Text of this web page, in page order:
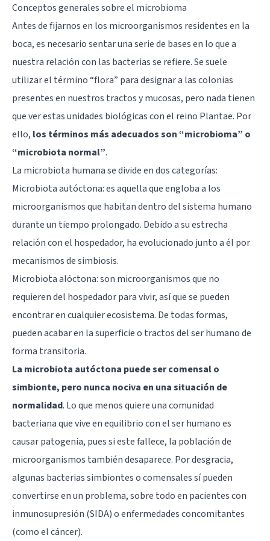
Conceptos generales sobre el microbioma
Antes de fijarnos en los microorganismos residentes en la
boca, es necesario sentar una serie de bases en lo que a
nuestra relación con las bacterias se refiere. Se suele
utilizar el término “flora” para designar a las colonias
presentes en nuestros tractos y mucosas, pero nada tienen
que ver estas unidades biológicas con el reino Plantae. Por
ello, los términos más adecuados son “microbioma” o
“microbiota normal”.
La microbiota humana se divide en dos categorías:
Microbiota autóctona: es aquella que engloba a los
microorganismos que habitan dentro del sistema humano
durante un tiempo prolongado. Debido a su estrecha
relación con el hospedador, ha evolucionado junto a él por
mecanismos de simbiosis.
Microbiota alóctona: son microorganismos que no
requieren del hospedador para vivir, así que se pueden
encontrar en cualquier ecosistema. De todas formas,
pueden acabar en la superficie o tractos del ser humano de
forma transitoria.
La microbiota autóctona puede ser comensal o
simbionte, pero nunca nociva en una situación de
normalidad. Lo que menos quiere una comunidad
bacteriana que vive en equilibrio con el ser humano es
causar patogenia, pues si este fallece, la población de
microorganismos también desaparece. Por desgracia,
algunas bacterias simbiontes o comensales sí pueden
convertirse en un problema, sobre todo en pacientes con
inmunosupresión (SIDA) o enfermedades concomitantes
(como el cáncer).